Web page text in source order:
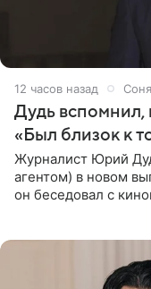
12 часов назад
Дудь вспомнил,
«Был близок к
Журналист Юрий
агентом) в новом
он беседовал с